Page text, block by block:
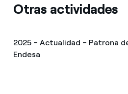
Otras actividades
2025 – Actualidad – Patrona
Endesa